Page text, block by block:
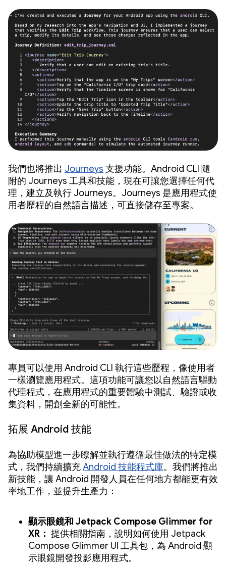
我們也將推出 Journeys 支援功能。Android CLI 隨
附的 Journeys 工具和技能，現在可讓您選擇任何代
理，建立及執行 Journeys。Journeys 是應用程式使
用者歷程的自然語言描述，可直接儲存至專案。
專員可以使用 Android CLI 執行這些歷程，像使用者
一樣瀏覽應用程式。這項功能可讓您以自然語言驅動
代理程式，在應用程式的重要體驗中測試、驗證或收
集資料，開創全新的可能性。
拓展 Android 技能
為協助模型進一步瞭解並執行遵循最佳做法的特定模
式，我們持續擴充Android 技能程式庫。我們將推出
新技能，讓 Android 開發人員在任何地方都能更有效
率地工作，並提升生產力：
顯示眼鏡和 Jetpack Compose Glimmer for
XR： 提供相關指南，說明如何使用 Jetpack
Compose Glimmer UI 工具包，為 Android 顯
示眼鏡開發投影應用程式。